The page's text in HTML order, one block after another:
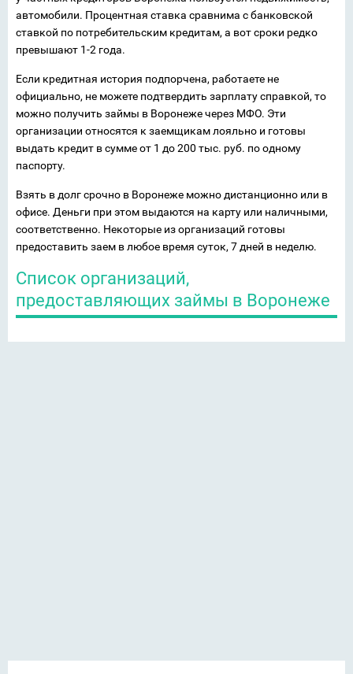
автомобили. Процентная ставка сравнима с банковской
ставкой по потребительским кредитам, а вот сроки редко
превышают 1-2 года.
Если кредитная история подпорчена, работаете не
официально, не можете подтвердить зарплату справкой, то
можно получить займы в Воронеже через МФО. Эти
организации относятся к заемщикам лояльно и готовы
выдать кредит в сумме от 1 до 200 тыс. руб. по одному
паспорту.
Взять в долг срочно в Воронеже можно дистанционно или в
офисе. Деньги при этом выдаются на карту или наличными,
соответственно. Некоторые из организаций готовы
предоставить заем в любое время суток, 7 дней в неделю.
Список организаций,
предоставляющих займы в Воронеже